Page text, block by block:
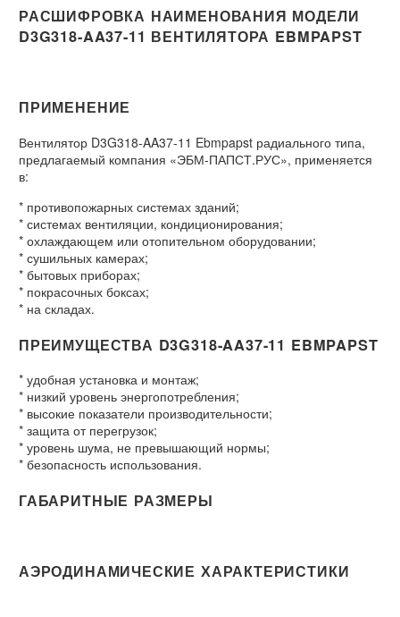
РАСШИФРОВКА НАИМЕНОВАНИЯ МОДЕЛИ
D3G318-AA37-11 ВЕНТИЛЯТОРА EBMPAPST
ПРИМЕНЕНИЕ
Вентилятор D3G318-AA37-11 Ebmpapst радиального типа,
предлагаемый компания «ЭБМ-ПАПСТ.РУС», применяется
в:
* противопожарных системах зданий;
* системах вентиляции, кондиционирования;
* охлаждающем или отопительном оборудовании;
* сушильных камерах;
* бытовых приборах;
* покрасочных боксах;
* на складах.
ПРЕИМУЩЕСТВА D3G318-AA37-11 EBMPAPST
* удобная установка и монтаж;
* низкий уровень энергопотребления;
* высокие показатели производительности;
* защита от перегрузок;
* уровень шума, не превышающий нормы;
* безопасность использования.
ГАБАРИТНЫЕ РАЗМЕРЫ
АЭРОДИНАМИЧЕСКИЕ ХАРАКТЕРИСТИКИ